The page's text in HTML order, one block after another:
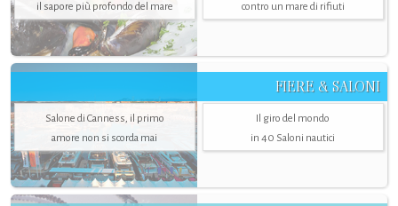
il sapore più profondo del mare
contro un mare di rifiuti
FIERE & SALONI
Salone di Canness, il primo
amore non si scorda mai
Il giro del mondo
in 40 Saloni nautici